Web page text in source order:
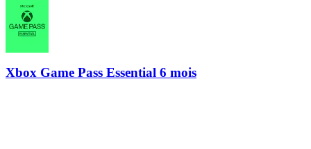
Xbox Game Pass Essential 6 mois